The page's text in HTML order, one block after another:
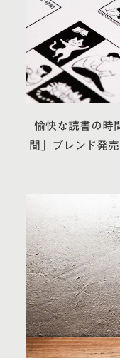
愉快な読書の時
間」ブレンド発